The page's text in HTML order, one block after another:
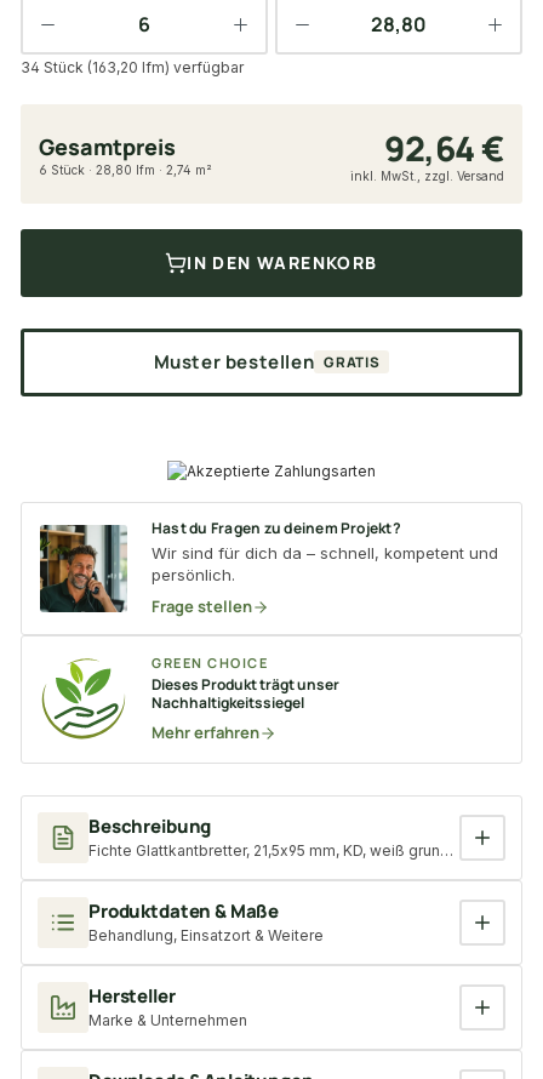
Beschreibung
Fichte Glattkantbretter, 21,5x95 mm, KD, weiß grundiert
Produktdaten & Maße
Behandlung, Einsatzort & Weitere
Hersteller
Marke & Unternehmen
34 Stück (163,20 lfm) verfügbar
Gesamtpreis 92,64 €
6 Stück · 28,80 lfm · 2,74 m² inkl. MwSt., zzgl. Versand
IN DEN WARENKORB
Muster bestellen GRATIS
Hast du Fragen zu deinem Projekt?
Wir sind für dich da – schnell, kompetent und
persönlich.
Frage stellen
GREEN CHOICE
Dieses Produkt trägt unser
Nachhaltigkeitssiegel
Mehr erfahren